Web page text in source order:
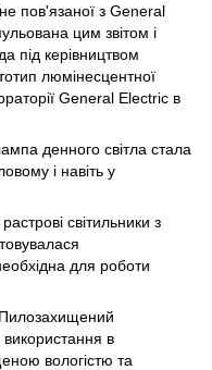
пов'язаної з General
цим звітом і
під керівництвом
люмінесцентної
General Electric в
денного світла стала
і навіть у
світильники з
для роботи
в
вологістю та